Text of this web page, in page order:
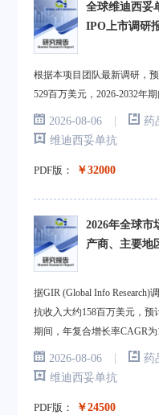
全球维迪西妥
IPO上市调研
根据本项目团队最新调研，
529百万美元，2026-2032年
2026-08-06 |
药
维迪西妥单抗
PDF版： ￥32000
2026年全球市
产商、主要地
据GIR (Global Info
抗收入大约158百万美元，预
期间，年复合增长率CAGR为
2026-08-06 |
药
维迪西妥单抗
PDF版： ￥24500